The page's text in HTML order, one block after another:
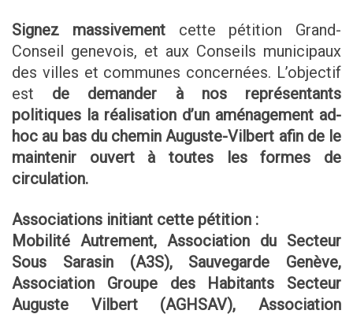
Signez massivementcette pétition Grand-
Conseil genevois, et aux Conseils municipaux
des villes et communes concernées. L’objectif
est de demander à nos représentants
politiques la réalisation d’un aménagement ad-
hoc au bas du chemin Auguste-Vilbert afin de le
maintenir ouvert à toutes les formes de
circulation.
Associations initiant cette pétition :
Mobilité Autrement, Association du Secteur
Sous Sarasin (A3S), Sauvegarde Genève,
Association Groupe des Habitants Secteur
Auguste Vilbert (AGHSAV), Association